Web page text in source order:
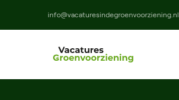
info@vacaturesindegroenvoorziening.nl